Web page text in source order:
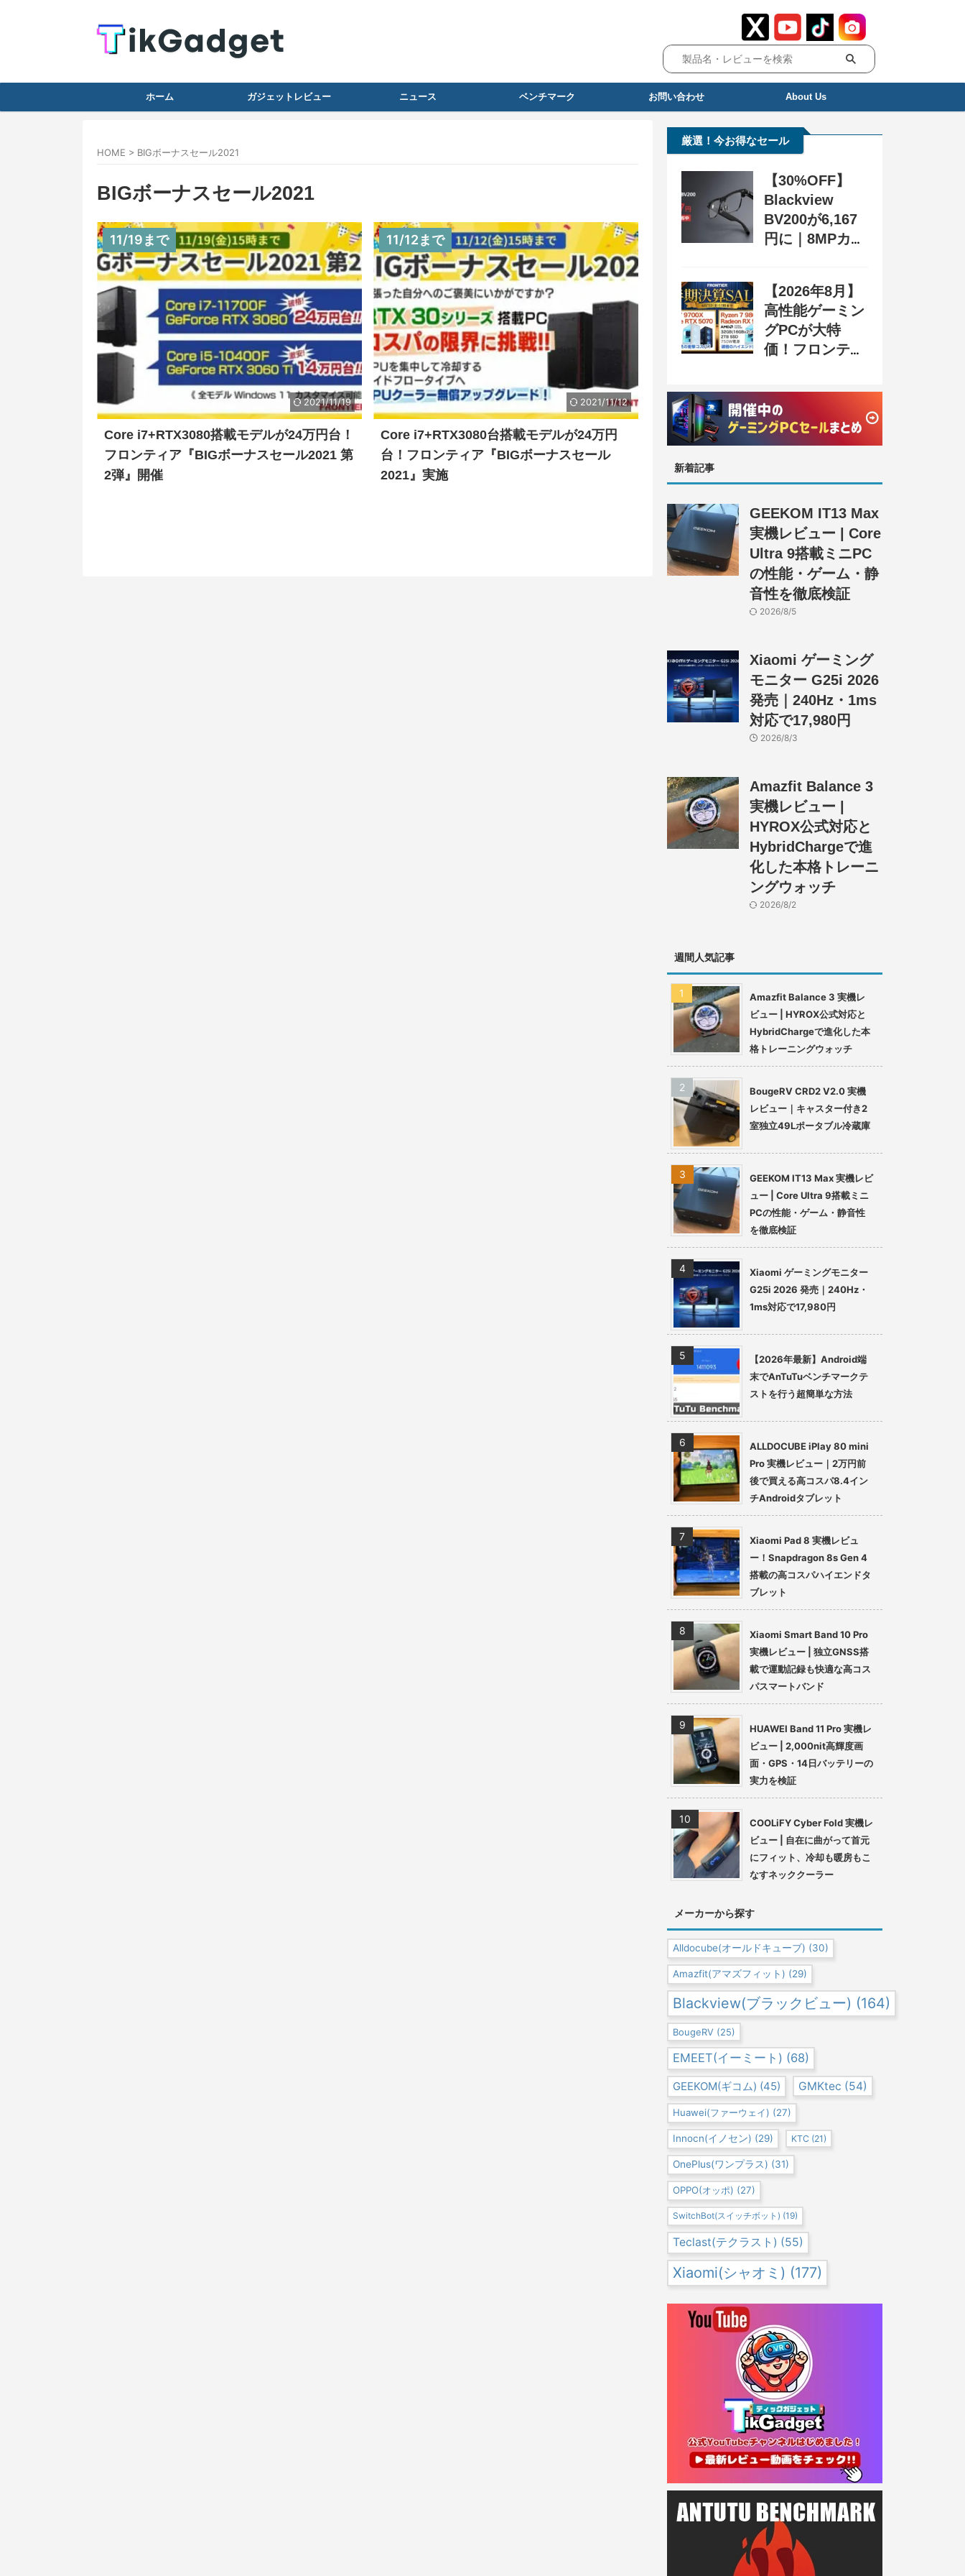
ホーム ガジェットレビュー ニュース ベンチマーク お問い合わせ About Us
HOME > BIGボーナスセール2021
BIGボーナスセール2021
11/19まで
2021/11/19
Core i7+RTX3080搭載モデルが24万円台！
フロンティア『BIGボーナスセール2021 第
2弾』開催
11/12まで
2021/11/12
Core i7+RTX3080台搭載モデルが24万円
台！フロンティア『BIGボーナスセール
2021』実施
厳選！今お得なセール
【30%OFF】
Blackview
BV200が6,167
円に｜8MPカメ
ン配布中
【2026年8月】
高性能ゲーミン
グPCが大特
価！フロンティ
SALE』開催、
セール情報まと
め
新着記事
GEEKOM IT13 Max
実機レビュー | Core
Ultra 9搭載ミニPC
の性能・ゲーム・静
音性を徹底検証
2026/8/5
Xiaomi ゲーミング
モニター G25i 2026
発売｜240Hz・1ms
対応で17,980円
2026/8/3
Amazfit Balance 3
実機レビュー |
HYROX公式対応と
HybridChargeで進
化した本格トレーニ
ングウォッチ
2026/8/2
週間人気記事
Amazfit Balance 3 実機レ
ビュー | HYROX公式対応と
HybridChargeで進化した本
格トレーニングウォッチ
BougeRV CRD2 V2.0 実機
レビュー｜キャスター付き2
室独立49Lポータブル冷蔵庫
GEEKOM IT13 Max 実機レビ
ュー | Core Ultra 9搭載ミニ
PCの性能・ゲーム・静音性
を徹底検証
Xiaomi ゲーミングモニター
G25i 2026 発売｜240Hz・
1ms対応で17,980円
【2026年最新】Android端
末でAnTuTuベンチマークテ
ストを行う超簡単な方法
ALLDOCUBE iPlay 80 mini
Pro 実機レビュー｜2万円前
後で買える高コスパ8.4イン
チAndroidタブレット
Xiaomi Pad 8 実機レビュ
ー！Snapdragon 8s Gen 4
搭載の高コスパハイエンドタ
ブレット
Xiaomi Smart Band 10 Pro
実機レビュー | 独立GNSS搭
載で運動記録も快適な高コス
パスマートバンド
HUAWEI Band 11 Pro 実機レ
ビュー | 2,000nit高輝度画
面・GPS・14日バッテリーの
実力を検証
COOLiFY Cyber Fold 実機レ
ビュー | 自在に曲がって首元
にフィット、冷却も暖房もこ
なすネッククーラー
メーカーから探す
Alldocube(オールドキューブ) (30)
Amazfit(アマズフィット) (29)
Blackview(ブラックビュー) (164)
BougeRV (25)
EMEET(イーミート) (68)
GEEKOM(ギコム) (45) GMKtec (54)
Huawei(ファーウェイ) (27)
Innocn(イノセン) (29) KTC (21)
OnePlus(ワンプラス) (31)
OPPO(オッポ) (27)
SwitchBot(スイッチボット) (19)
Teclast(テクラスト) (55)
Xiaomi(シャオミ) (177)